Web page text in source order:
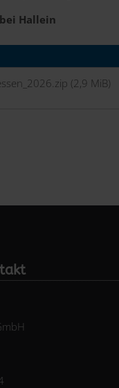
Hallein
(2,9 MiB)